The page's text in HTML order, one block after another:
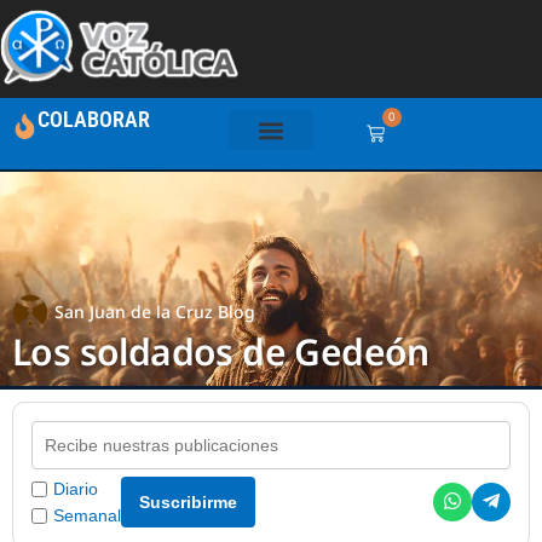
COLABORAR 0
San Juan de la Cruz Blog
Los soldados de Gedeón
Diario
Semanal
Suscribirme